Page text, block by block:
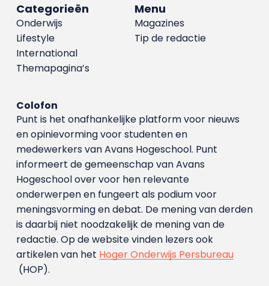
Menu
Magazines
Tip de redactie
Categorieën
Onderwijs
Lifestyle
International
Themapagina’s
Colofon
Punt is het onafhankelijke platform voor nieuws
en opinievorming voor studenten en
medewerkers van Avans Hoge­school. Punt
informeert de gemeenschap van Avans
Hogeschool over voor hen relevante
onderwerpen en fungeert als podium voor
meningsvorming en debat. De mening van derden
is daarbij niet noodzakelijk de mening van de
redactie. Op de website vinden lezers ook
artikelen van het Hoger Onderwijs Persbureau
(HOP).